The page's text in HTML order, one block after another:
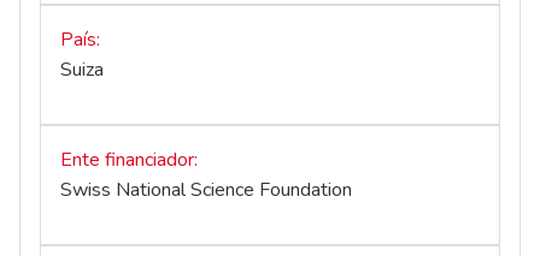
País
Suiza
Ente financiador
Swiss National Science Foundation